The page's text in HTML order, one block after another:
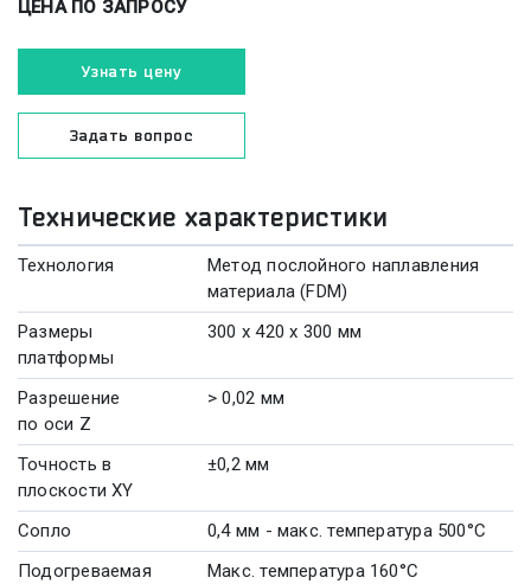
ЦЕНА ПО ЗАПРОСУ
Узнать цену
Задать вопрос
Технические характеристики
Технология
Метод послойного наплавления
материала (FDM)
Размеры
платформы
300 x 420 x 300 мм
Разрешение
по оси Z
> 0,02 мм
Точность в
плоскости XY
±0,2 мм
Сопло
0,4 мм - макс. температура 500°C
Подогреваемая
Макс. температура 160°C